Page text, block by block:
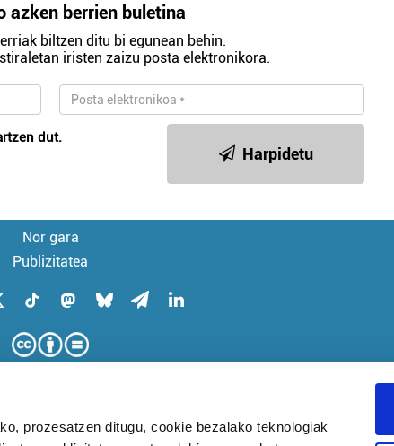
prozesatzen ditugu, cookie bezalako teknologiak
azken berrien buletina
biltzen ditu bi egunean behin.
iristen zaizu posta elektronikora.
dut.
Harpidetu
Nor gara
Publizitatea